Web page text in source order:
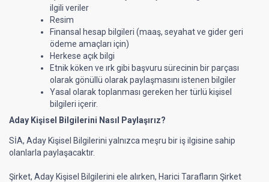
ilgili veriler
Resim
Finansal hesap bilgileri (maaş, seyahat ve gider geri
ödeme amaçları için)
Herkese açık bilgi
Etnik köken ve ırk gibi başvuru sürecinin bir parçası
olarak gönüllü olarak paylaşmasını istenen bilgiler
Yasal olarak toplanması gereken her türlü kişisel
bilgileri içerir.
Aday Kişisel Bilgilerini Nasıl Paylaşırız?
SİA, Aday Kişisel Bilgilerini yalnızca meşru bir iş ilgisine sahip
olanlarla paylaşacaktır.
Şirket, Aday Kişisel Bilgilerini ele alırken, Harici Tarafların Şirket